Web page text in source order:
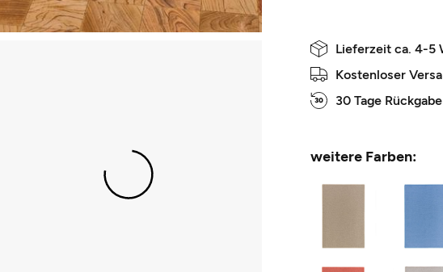
Lieferzeit ca. 4-5
Kostenloser
30 Tage
weitere Farben: